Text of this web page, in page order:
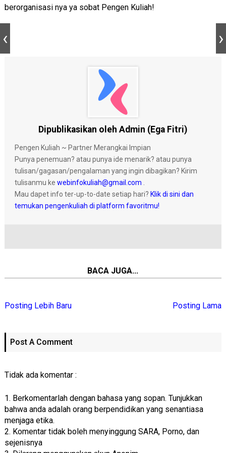
berorganisasi nya ya sobat Pengen Kuliah!
Dipublikasikan oleh Admin (Ega Fitri)
Pengen Kuliah ~ Partner Merangkai Impian
Punya penemuan? atau punya ide menarik? atau punya
tulisan/gagasan/pengalaman yang ingin dibagikan? Kirim
tulisanmu ke webinfokuliah@gmail.com
Mau dapet info ter-up-to-date setiap hari? Klik di sini dan
temukan pengenkuliah di platform favoritmu!
BACA JUGA...
Posting Lebih Baru Posting Lama
Post A Comment
Tidak ada komentar :
1. Berkomentarlah dengan bahasa yang sopan. Tunjukkan
bahwa anda adalah orang berpendidikan yang senantiasa
menjaga etika.
2. Komentar tidak boleh menyinggung SARA, Porno, dan
sejenisnya